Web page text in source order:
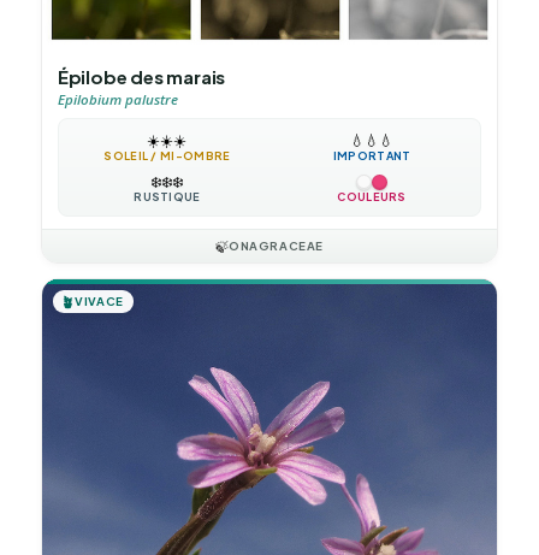
Épilobe des marais
Epilobium palustre
☀️☀️☀️
SOLEIL / MI-OMBRE
💧 💧 💧
IMPORTANT
❄️❄️❄️
RUSTIQUE COULEURS
🍃ONAGRACEAE
🪴VIVACE